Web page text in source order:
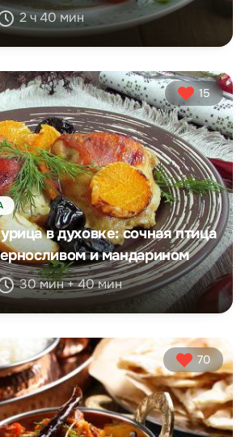
2 ч 40 мин
15
в духовке: сочная птица
и мандарином
30 мин + 40 мин
70